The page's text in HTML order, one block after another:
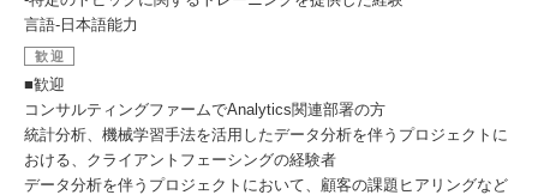
言語-日本語能力
歓迎
■歓迎
コンサルティングファームでAnalytics関連部署の方
統計分析、機械学習手法を活用したデータ分析を伴うプロジェクトに
おける、クライアントフェーシングの経験者
データ分析を伴うプロジェクトにおいて、顧客の課題ヒアリングなど